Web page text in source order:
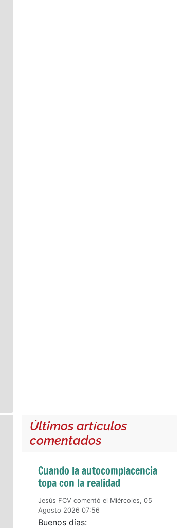
Últimos artículos
comentados
Cuando la autocomplacencia
topa con la realidad
Jesús FCV comentó el Miércoles, 05
Agosto 2026 07:56
Buenos días: